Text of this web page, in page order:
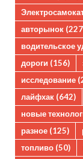
авторынок
водительское
дороги (156)
исследование
лайфхак (642)
новые
разное (125)
топливо (50)